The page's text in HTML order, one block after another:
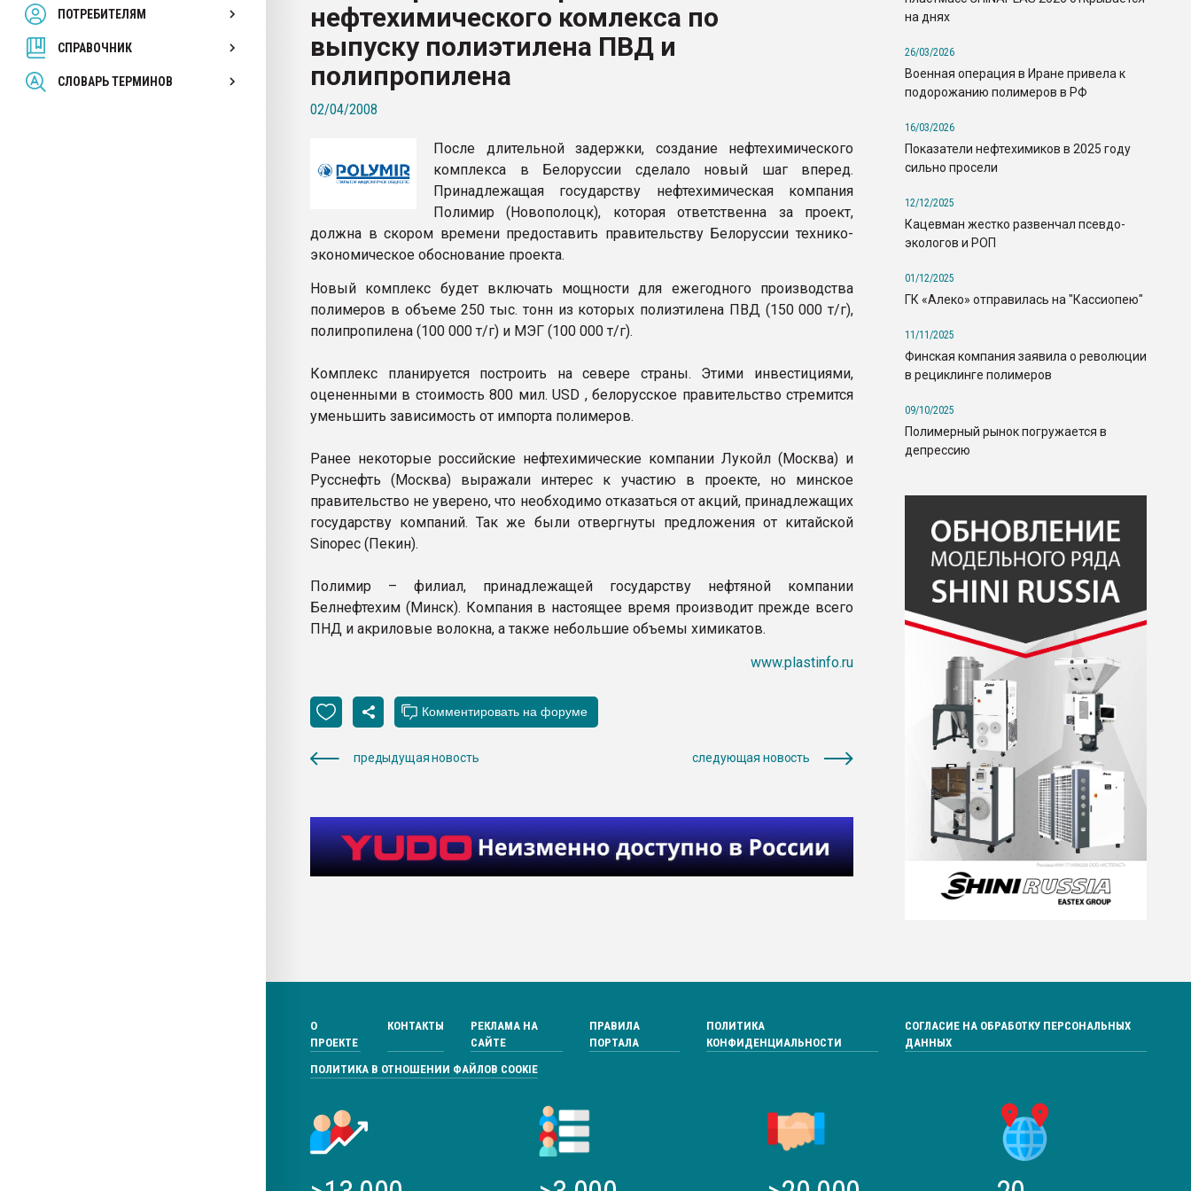
ПОТРЕБИТЕЛЯМ
СПРАВОЧНИК
СЛОВАРЬ ТЕРМИНОВ
Armaloy PC/ABS-1IM черный цвет
ПЕРЕЙТИ НА ФОРУМ
нефтехимического комлекса по
выпуску полиэтилена ПВД и
полипропилена
02/04/2008
После длительной задержки, создание нефтехимического
комплекса в Белоруссии сделало новый шаг вперед.
Принадлежащая государству нефтехимическая компания
Полимир (Новополоцк), которая ответственна за проект,
должна в скором времени предоставить правительству Белоруссии технико-
экономическое обоснование проекта.
Новый комплекс будет включать мощности для ежегодного производства
полимеров в объеме 250 тыс. тонн из которых полиэтилена ПВД (150 000 т/г),
полипропилена (100 000 т/г) и МЭГ (100 000 т/г).
Комплекс планируется построить на севере страны. Этими инвестициями,
оцененными в стоимость 800 мил. USD , белорусское правительство стремится
уменьшить зависимость от импорта полимеров.
Ранее некоторые российские нефтехимические компании Лукойл (Москва) и
Русснефть (Москва) выражали интерес к участию в проекте, но минское
правительство не уверено, что необходимо отказаться от акций, принадлежащих
государству компаний. Так же были отвергнуты предложения от китайской
Sinopec (Пекин).
Полимир – филиал, принадлежащей государству нефтяной компании
Белнефтехим (Минск). Компания в настоящее время производит прежде всего
ПНД и акриловые волокна, а также небольшие объемы химикатов.
www.plastinfo.ru
предыдущая новость следующая новость
на днях
26/03/2026
Военная операция в Иране привела к
подорожанию полимеров в РФ
16/03/2026
Показатели нефтехимиков в 2025 году
сильно просели
12/12/2025
Кацевман жестко развенчал псевдо-
экологов и РОП
01/12/2025
ГК «Алеко» отправилась на "Кассиопею"
11/11/2025
Финская компания заявила о революции
в рециклинге полимеров
09/10/2025
Полимерный рынок погружается в
депрессию
О
ПРОЕКТЕ
КОНТАКТЫ
РЕКЛАМА НА
САЙТЕ
ПРАВИЛА
ПОРТАЛА
ПОЛИТИКА
КОНФИДЕНЦИАЛЬНОСТИ
СОГЛАСИЕ НА ОБРАБОТКУ ПЕРСОНАЛЬНЫХ
ДАННЫХ
ПОЛИТИКА В ОТНОШЕНИИ ФАЙЛОВ COOKIE